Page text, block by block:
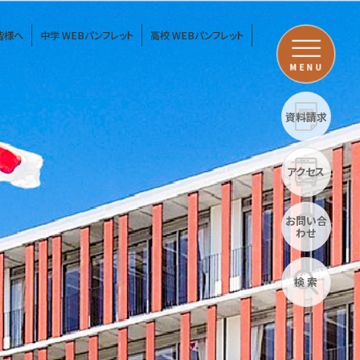
様へ 中学 WEBパンフレット 高校 WEBパンフレット
MENU
資料請求
アクセス
お問い合
わせ
検 索